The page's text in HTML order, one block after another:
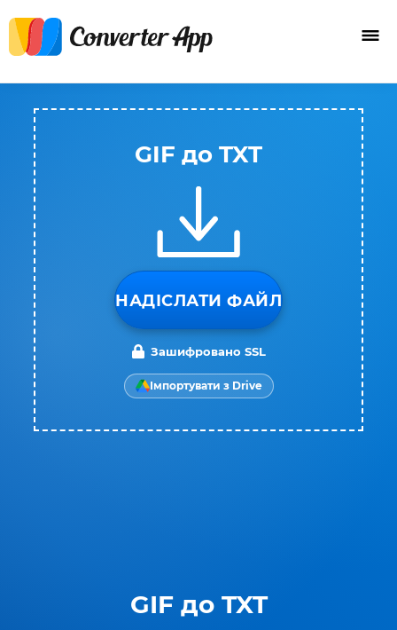
GIF до TXT
GIF до TXT
НАДІСЛАТИ ФАЙЛ
Зашифровано SSL
Імпортувати з Drive